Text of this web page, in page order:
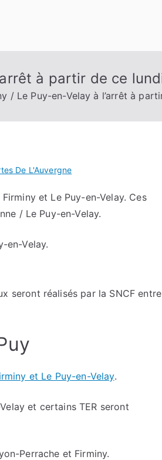
à partir de ce
/ Le Puy-en-Velay à l’arrêt à
De L'Auvergne
et Le Puy-en-Velay. Ces
/ Le Puy-en-Velay.
en-Velay.
seront réalisés par la SNCF entre
et Le Puy-en-Velay.
et certains TER seront
Perrache et Firminy.